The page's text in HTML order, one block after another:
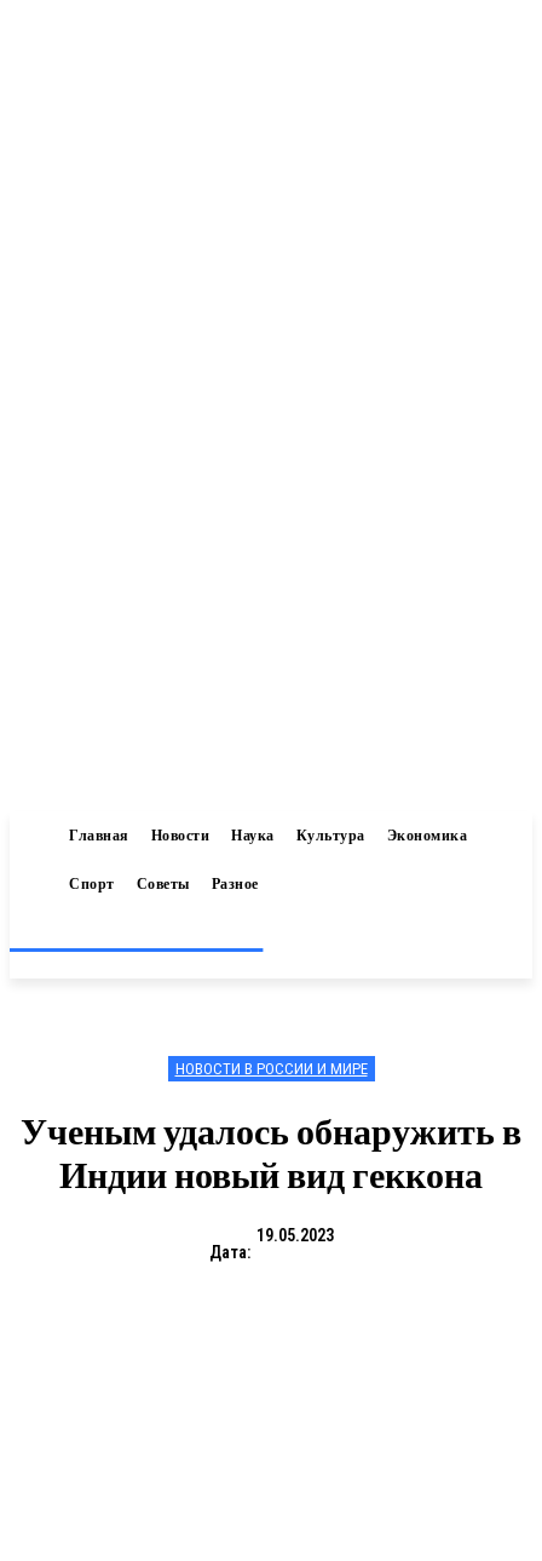
Главная Новости Наука Культура Экономика
Спорт Советы Разное
НОВОСТИ В РОССИИ И МИРЕ
Ученым удалось обнаружить в
Индии новый вид геккона
Дата:
19.05.2023